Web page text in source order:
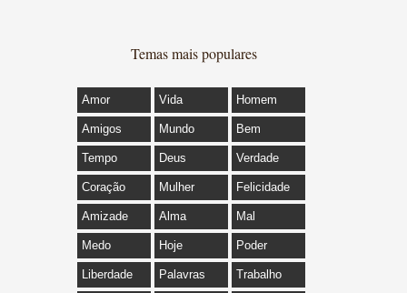
Temas mais populares
Amor Vida Homem
Amigos Mundo Bem
Tempo Deus Verdade
Coração Mulher Felicidade
Amizade Alma Mal
Medo Hoje Poder
Liberdade Palavras Trabalho